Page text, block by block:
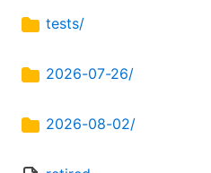
tests/
2026-07-26/
2026-08-02/